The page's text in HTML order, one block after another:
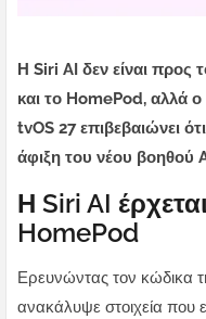
Η Siri AI δεν είναι προς
και το HomePod, αλλά
tvOS 27 επιβεβαιώνει
άφιξη του νέου βοηθού
Η Siri AI
HomePod
Ερευνώντας τον κώδικα
ανακάλυψε στοιχεία που